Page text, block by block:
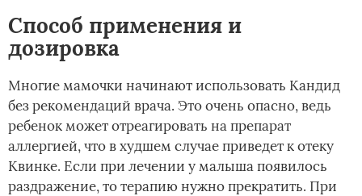
Способ применения и
дозировка
Многие мамочки начинают использовать Кандид
без рекомендаций врача. Это очень опасно, ведь
ребенок может отреагировать на препарат
аллергией, что в худшем случае приведет к отеку
Квинке. Если при лечении у малыша появилось
раздражение, то терапию нужно прекратить. При